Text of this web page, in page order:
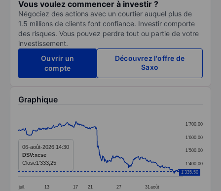
Vous voulez commencer à investir ?
Négociez des actions avec un courtier auquel plus de
1.5 millions de clients font confiance. Investir comporte
des risques. Vous pouvez perdre tout ou partie de votre
investissement.
Ouvrir un
compte
Découvrez l'offre de
Saxo
Graphique
Line chart with 368 data points.
The chart has 1 X axis displaying categories.
The chart has 1 Y axis displaying values. Data
juil. 13 17 21 27 31 août
1'400,00
1'500,00
1'600,00
1'700,00
1'335,50
06-août-2026 14:30
DSV:xcse
Close1'333,25